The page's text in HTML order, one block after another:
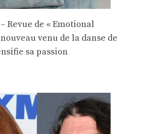
Revue de « Emotional
venu de la danse de
sa passion